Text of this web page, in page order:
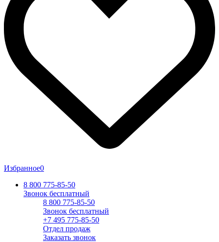
Избранное0
8 800 775-85-50
Звонок бесплатный
8 800 775-85-50
Звонок бесплатный
+7 495 775-85-50
Отдел продаж
Заказать звонок